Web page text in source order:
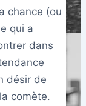
chance (ou
qui a
dans
désir de
comète.